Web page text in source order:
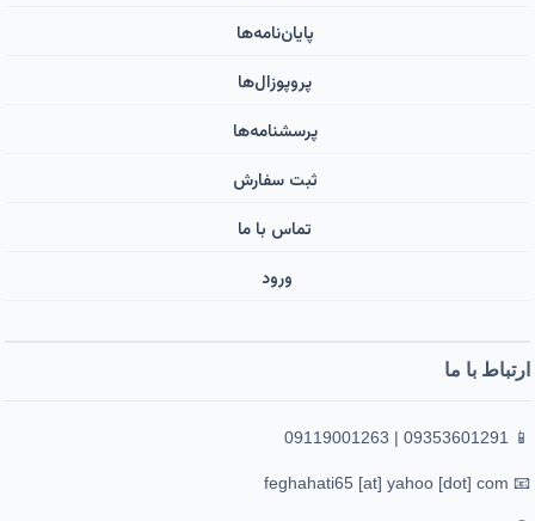
پایان‌نامه‌ها
پروپوزال‌ها
پرسشنامه‌ها
ثبت سفارش
تماس با ما
ورود ‌
ارتباط با ما
📱 09353601291 | 09119001263
📧 feghahati65 [at] yahoo [dot] com